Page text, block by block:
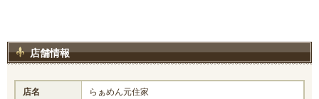
店舗情報
店名 らぁめん元住家